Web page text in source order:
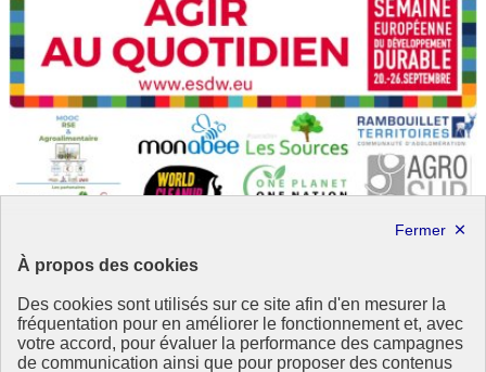
À propos des cookies
Des cookies sont utilisés sur ce site afin d'en mesurer la
fréquentation pour en améliorer le fonctionnement et, avec
votre accord, pour évaluer la performance des campagnes
de communication ainsi que pour proposer des contenus
La transition écologique, une aventure collective
« Tout seul on va plus vite, ensemble on va plus loin » est toujours